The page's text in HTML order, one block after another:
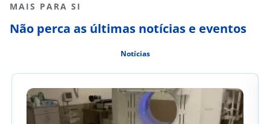
MAIS PARA SI
Não perca as últimas notícias e eventos
Notícias